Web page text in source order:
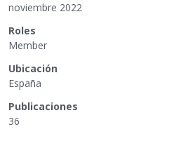
noviembre 2022
Roles
Member
Ubicación
España
Publicaciones
36